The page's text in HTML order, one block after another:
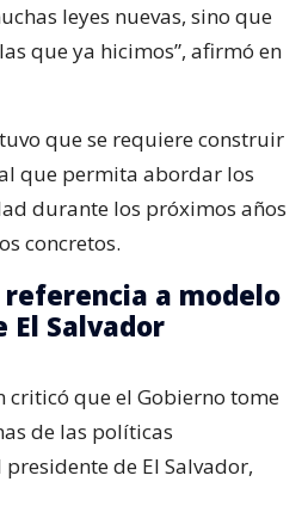
leyes nuevas, sino que
que ya hicimos”, afirmó en
que se requiere construir
que permita abordar los
durante los próximos años
concretos.
a modelo
El Salvador
criticó que el Gobierno tome
de las políticas
de El Salvador,